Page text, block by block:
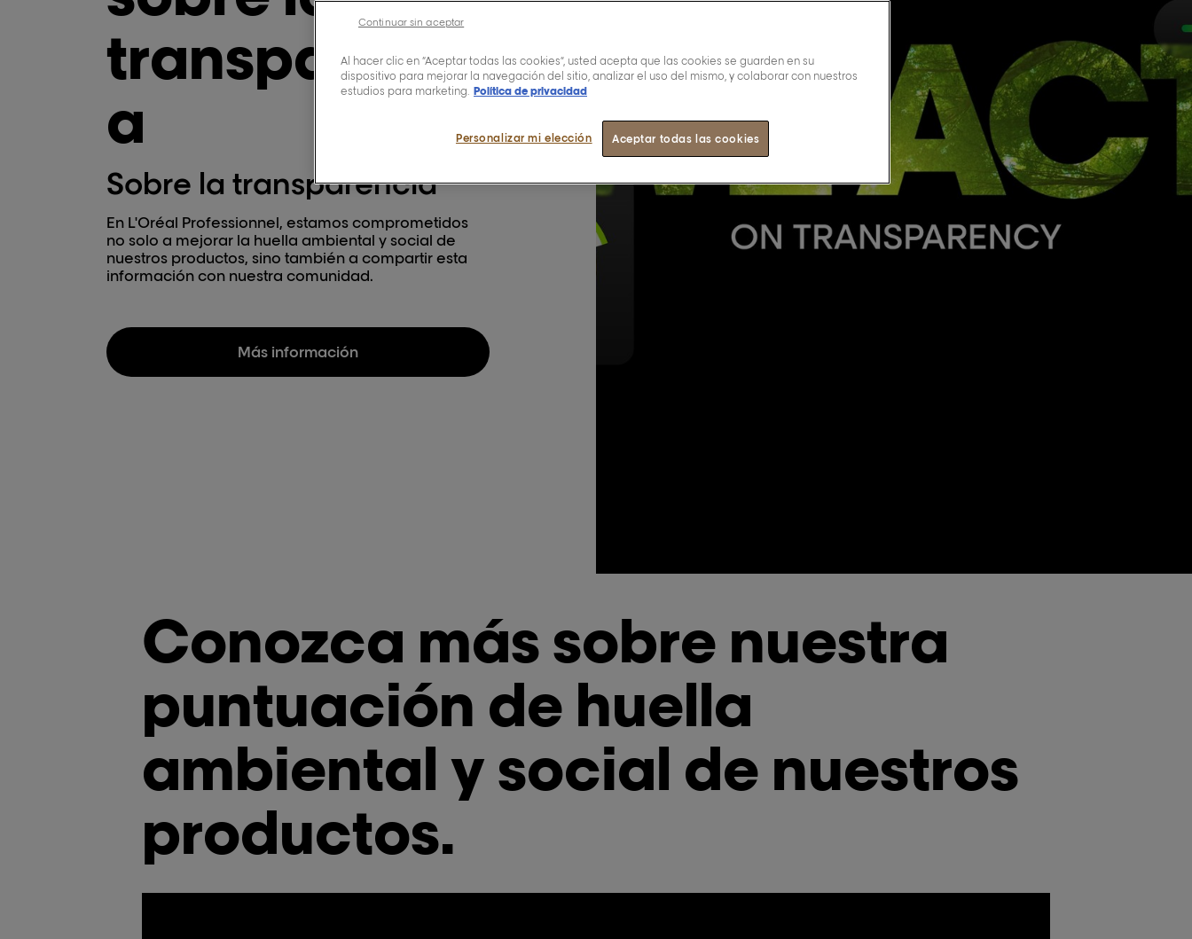
transparenci
a
Sobre la transparencia
En L'Oréal Professionnel, estamos comprometidos
no solo a mejorar la huella ambiental y social de
nuestros productos, sino también a compartir esta
información con nuestra comunidad.
Más información
Conozca más sobre nuestra
puntuación de huella
ambiental y social de nuestros
productos.
Al hacer clic en “Aceptar todas las cookies”, usted acepta que las cookies se guarden en su
dispositivo para mejorar la navegación del sitio, analizar el uso del mismo, y colaborar con nuestros
estudios para marketing. Política de privacidad
Aceptar todas las cookies
Personalizar mi elección
Continuar sin aceptar